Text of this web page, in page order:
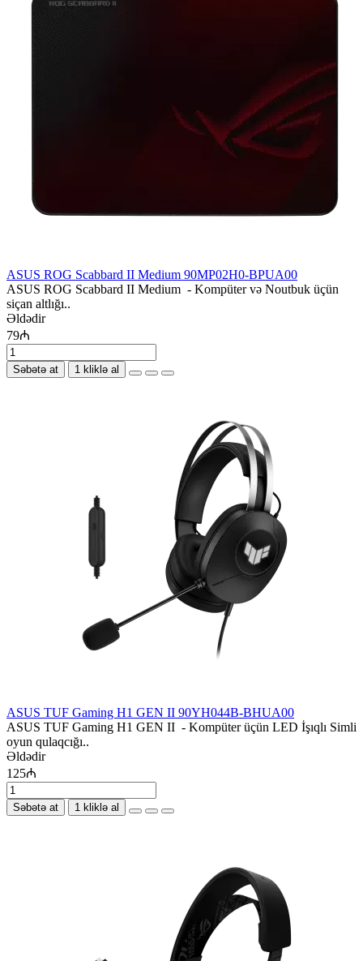
ASUS ROG Scabbard II Medium 90MP02H0-BPUA00
ASUS ROG Scabbard II Medium - Kompüter və Noutbuk üçün
siçan altlığı..
Əldədir
79₼
Səbətə at 1 kliklə al
ASUS TUF Gaming H1 GEN II 90YH044B-BHUA00
ASUS TUF Gaming H1 GEN II - Kompüter üçün LED İşıqlı Simli
oyun qulaqcığı..
Əldədir
125₼
Səbətə at 1 kliklə al